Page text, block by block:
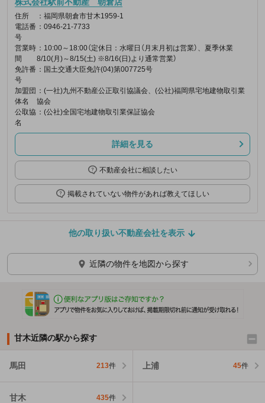
住所
：福岡県朝倉市甘木1959-1
電話番
号
：0946-21-7733
営業時
間
：10:00～18:00（定休日：水曜日（月末月初は営業）、夏季休業
8/10(月)～8/15(土) ※8/16(日)より通常営業）
免許番
号
：国土交通大臣免許(04)第007725号
加盟団
体名
：(一社)九州不動産公正取引協議会、(公社)福岡県宅地建物取引業
協会
公取協
名
：(公社)全国宅地建物取引業保証協会
詳細を見る
不動産会社に相談したい
掲載されていない物件があれば教えてほしい
他の取り扱い不動産会社を表示
近隣の物件を地図から探す
甘木近隣の駅から探す
馬田 213件 上浦 45件
甘木 435件